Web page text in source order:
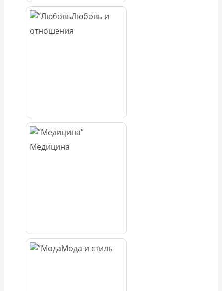
Любовь и
отношения
Медицина
Мода и стиль